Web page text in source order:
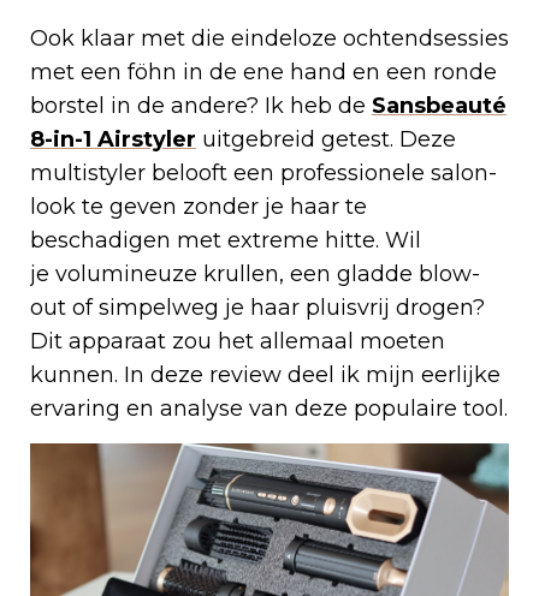
Ook klaar met die eindeloze ochtendsessies
met een föhn in de ene hand en een ronde
borstel in de andere? Ik heb de Sansbeauté
8-in-1 Airstyler uitgebreid getest. Deze
multistyler belooft een professionele salon-
look te geven zonder je haar te
beschadigen met extreme hitte. Wil
je volumineuze krullen, een gladde blow-
out of simpelweg je haar pluisvrij drogen?
Dit apparaat zou het allemaal moeten
kunnen. In deze review deel ik mijn eerlijke
ervaring en analyse van deze populaire tool.